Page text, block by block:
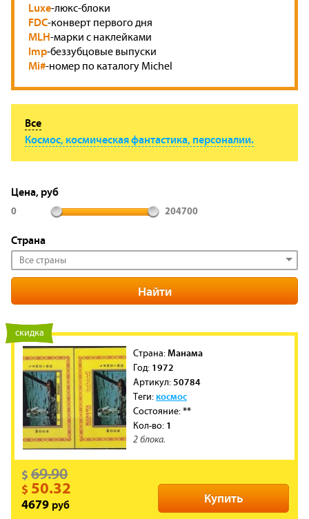
Luxe-люкс-блоки
FDC-конверт первого дня
MLH-марки с наклейками
Imp-беззубцовые выпуски
Mi#-номер по каталогу Michel
Все
Космос, космическая фантастика, персоналии.
Цена, руб
0 204700
Страна
Все страны
новинка
скидка
Cтрана:Манама
Год: 1972
Артикул: 50784
Теги: космос
Состояние:**
Кол-во: 1
2 блока.
Купить
$ 69.90
$ 50.32
4679 руб